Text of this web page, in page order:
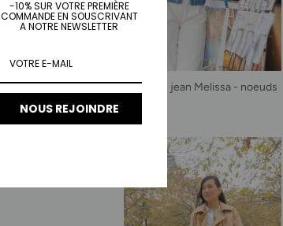
Veste en jean Melissa - noeuds
-10% SUR VOTRE PREMIÈRE
COMMANDE EN SOUSCRIVANT
A NOTRE NEWSLETTER
NOUS REJOINDRE